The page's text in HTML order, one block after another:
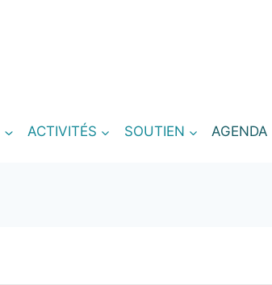
ACTIVITÉS SOUTIEN AGENDA